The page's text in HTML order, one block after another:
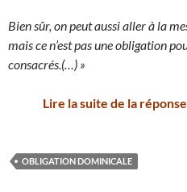
Bien sûr, on peut aussi aller à la
mais ce n’est pas une obligation
consacrés.(…) »
Lire la suite de la
OBLIGATION DOMINICALE